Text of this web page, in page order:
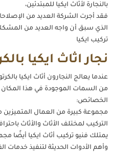
بالنجارة لأثاث ايكيا للمبتدئين،
فقد أجرت الشركة العديد من
الذي سبق أن واجه العديد من
تركيب ايكيا
نجار اثاث ايكيا
عندما يعالج النجارون أثاث ايكيا
من السمات الموجودة في هذا المكان
الخصائص:
مجموعة كبيرة من العمال
التركيب لمختلف الأثاث والأثاث
يمتلك فنيو تركيب أثاث ايكيا أيضًا
وأهم الأدوات الحديثة لتنفيذ خدمات